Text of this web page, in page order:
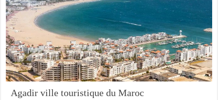
Agadir ville touristique du Maroc